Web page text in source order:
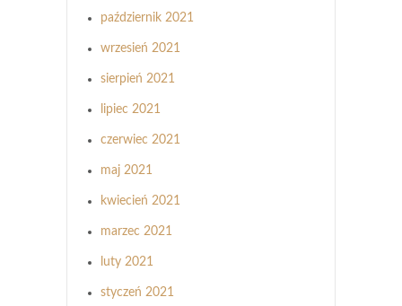
październik 2021
wrzesień 2021
sierpień 2021
lipiec 2021
czerwiec 2021
maj 2021
kwiecień 2021
marzec 2021
luty 2021
styczeń 2021